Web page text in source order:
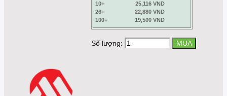
10+
25,116 VND
26+
22,880 VND
100+
19,500 VND
Số lượng: